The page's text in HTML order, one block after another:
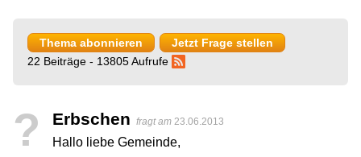
Thema abonnieren
Jetzt Frage stellen
22 Beiträge - 13805 Aufrufe
? Erbschen fragt am 23.06.2013
Hallo liebe Gemeinde,